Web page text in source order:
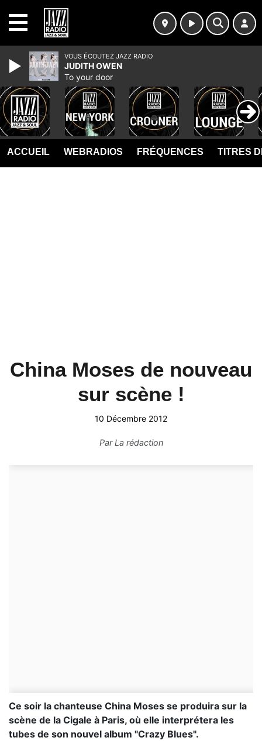
ACCUEIL WEBRADIOS FRÉQUENCES TITRES
China Moses de nouveau
sur scène !
10 Décembre 2012
ParLa rédaction
Ce soir la chanteuse China Moses se produira sur la
scène de la Cigale à Paris, où elle interprétera les
tubes de son nouvel album "Crazy Blues".
VOUS ÉCOUTEZ JAZZ RADIO
JUDITH OWEN
To your door